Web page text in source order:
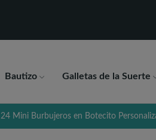
Bautizo Galletas de la Suerte
24 Mini Burbujeros en Botecito